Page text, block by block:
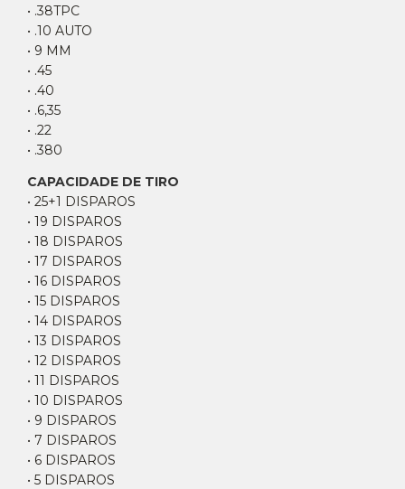
• .38TPC
• .10 AUTO
• 9 MM
• .45
• .40
• .6,35
• .22
• .380
CAPACIDADE DE TIRO
• 25+1 DISPAROS
• 19 DISPAROS
• 18 DISPAROS
• 17 DISPAROS
• 16 DISPAROS
• 15 DISPAROS
• 14 DISPAROS
• 13 DISPAROS
• 12 DISPAROS
• 11 DISPAROS
• 10 DISPAROS
• 9 DISPAROS
• 7 DISPAROS
• 6 DISPAROS
• 5 DISPAROS